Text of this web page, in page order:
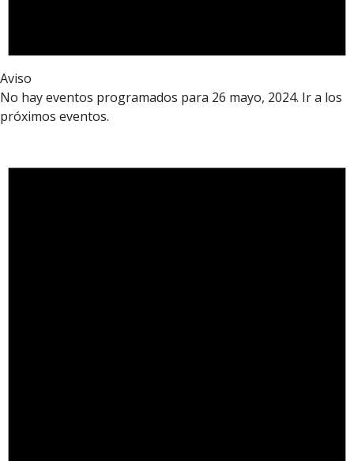
Aviso
No hay eventos programados para 26 mayo, 2024. Ir a los
próximos eventos.